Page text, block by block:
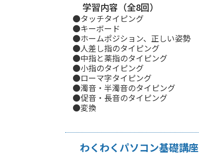
学習内容（全8回）
●タッチタイピング
●キーボード
●ホームポジション、正しい姿勢
●人差し指のタイピング
●中指と薬指のタイピング
●小指のタイピング
●ローマ字タイピング
●濁音・半濁音のタイピング
●促音・長音のタイピング
●変換
わくわくパソコン基礎講座